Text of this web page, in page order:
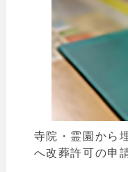
寺院・霊園から
へ改葬許可の申